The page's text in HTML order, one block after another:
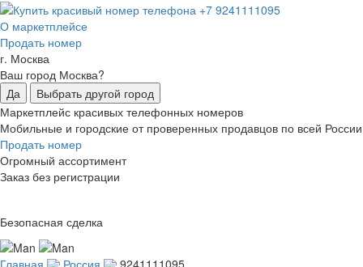
О маркетплейсе
Продать номер
г. Москва
Ваш город Москва?
Да
Выбрать другой город
Маркетплейс красивых телефонных номеров
Мобильные и городские от проверенных продавцов по всей России
Продать номер
Огромный ассортимент
Заказ без регистрации
Безопасная сделка
Главная Россия 9241111095